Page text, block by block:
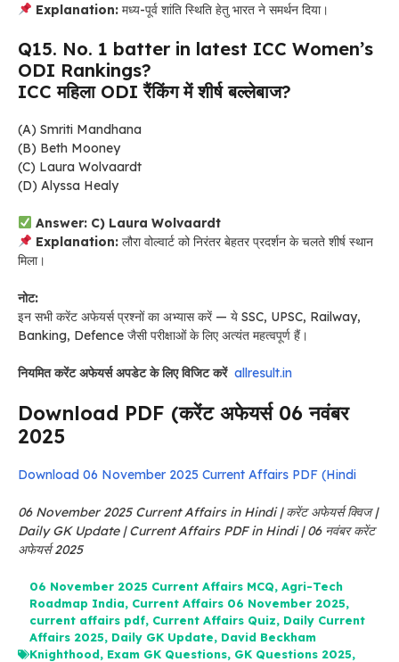
Explanation: मध्य-पूर्व शांति स्थिति हेतु भारत ने समर्थन दिया।
Q15. No. 1 batter in latest ICC Women’s
ODI Rankings?
ICC महिला ODI रैंकिंग में शीर्ष बल्लेबाज?
(A) Smriti Mandhana
(B) Beth Mooney
(C) Laura Wolvaardt
(D) Alyssa Healy
Answer: C) Laura Wolvaardt
Explanation:लौरा वोल्वार्ट को निरंतर बेहतर प्रदर्शन के चलते शीर्ष स्थान
मिला।
नोट:
इन सभी करेंट अफेयर्स प्रश्नों का अभ्यास करें — ये SSC, UPSC, Railway,
Banking, Defence जैसी परीक्षाओं के लिए अत्यंत महत्वपूर्ण हैं।
नियमित करेंट अफेयर्स अपडेट के लिए विजिट करें allresult.in
Download PDF (करेंट अफेयर्स 06 नवंबर
2025
Download 06 November 2025 Current Affairs PDF (Hindi
06 November 2025 Current Affairs in Hindi | करेंट अफेयर्स क्विज |
Daily GK Update | Current Affairs PDF in Hindi | 06 नवंबर करेंट
अफेयर्स 2025
06 November 2025 Current Affairs MCQ, Agri-Tech
Roadmap India, Current Affairs 06 November 2025,
current affairs pdf, Current Affairs Quiz, Daily Current
Affairs 2025, Daily GK Update, David Beckham
Knighthood, Exam GK Questions, GK Questions 2025,